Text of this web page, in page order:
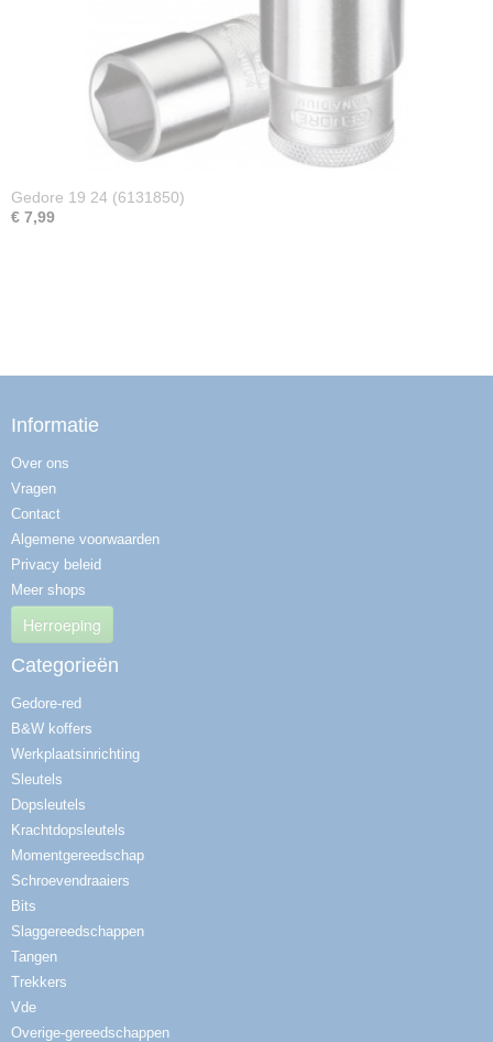
Gedore 19 24 (6131850)
€ 7,99
Informatie
Over ons
Vragen
Contact
Algemene voorwaarden
Privacy beleid
Meer shops
Herroeping
Categorieën
Gedore-red
B&W koffers
Werkplaatsinrichting
Sleutels
Dopsleutels
Krachtdopsleutels
Momentgereedschap
Schroevendraaiers
Bits
Slaggereedschappen
Tangen
Trekkers
Vde
Overige-gereedschappen